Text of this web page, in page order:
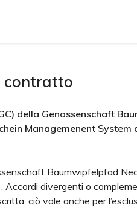
contratto
della Genossenschaft
Managemenent
Baumwipfelpfad
Accordi divergenti o
ciò vale anche per